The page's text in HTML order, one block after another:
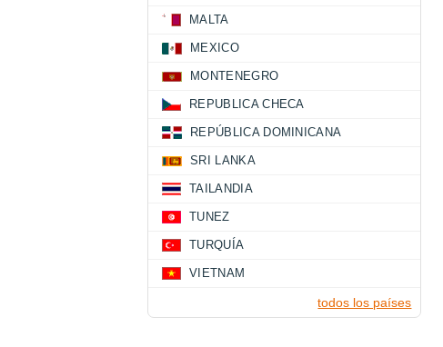
MALTA
MEXICO
MONTENEGRO
REPUBLICA CHECA
REPÚBLICA DOMINICANA
SRI LANKA
TAILANDIA
TUNEZ
TURQUÍA
VIETNAM
todos los países